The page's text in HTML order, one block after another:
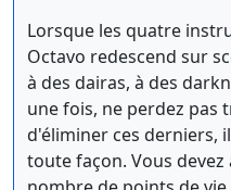
Lorsque les quatre
Octavo redescend sur
à des dairas, à des
une fois, ne perdez pas
d'éliminer ces derniers,
toute façon. Vous